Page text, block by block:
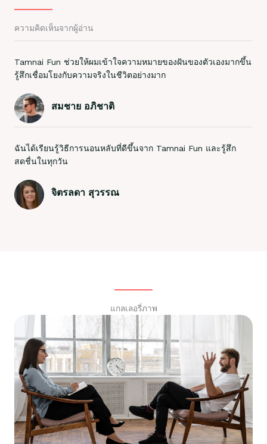
ความคิดเห็นจากผู้อ่าน
Tamnai Fun ช่วยให้ผมเข้าใจความหมายของฝันของตัวเองมากขึ้น
รู้สึกเชื่อมโยงกับความจริงในชีวิตอย่างมาก
สมชาย อภิชาติ
ฉันได้เรียนรู้วิธีการนอนหลับที่ดีขึ้นจาก Tamnai Fun และรู้สึก
สดชื่นในทุกวัน
จิตรลดา สุวรรณ
แกลเลอรี่ภาพ